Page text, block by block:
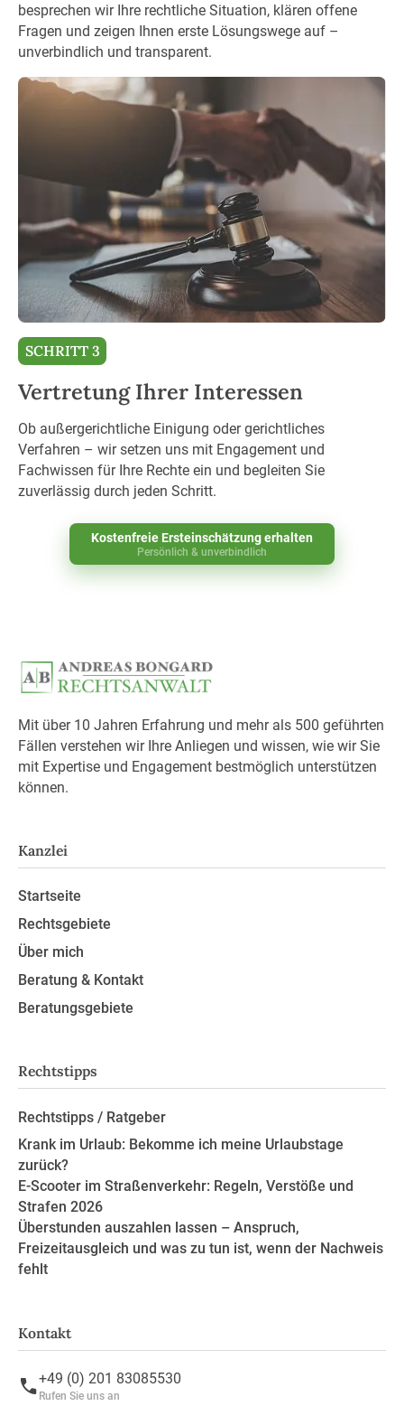
besprechen wir Ihre rechtliche Situation, klären offene
Fragen und zeigen Ihnen erste Lösungswege auf –
unverbindlich und transparent.
SCHRITT 3
Vertretung Ihrer Interessen
Ob außergerichtliche Einigung oder gerichtliches
Verfahren – wir setzen uns mit Engagement und
Fachwissen für Ihre Rechte ein und begleiten Sie
zuverlässig durch jeden Schritt.
Kostenfreie Ersteinschätzung erhalten
Persönlich & unverbindlich
Mit über 10 Jahren Erfahrung und mehr als 500 geführten
Fällen verstehen wir Ihre Anliegen und wissen, wie wir Sie
mit Expertise und Engagement bestmöglich unterstützen
können.
Kanzlei
Startseite
Rechtsgebiete
Über mich
Beratung & Kontakt
Beratungsgebiete
Rechtstipps
Rechtstipps / Ratgeber
Krank im Urlaub: Bekomme ich meine Urlaubstage
zurück?
E-Scooter im Straßenverkehr: Regeln, Verstöße und
Strafen 2026
Überstunden auszahlen lassen – Anspruch,
Freizeitausgleich und was zu tun ist, wenn der Nachweis
fehlt
Kontakt
+49 (0) 201 83085530
Rufen Sie uns an